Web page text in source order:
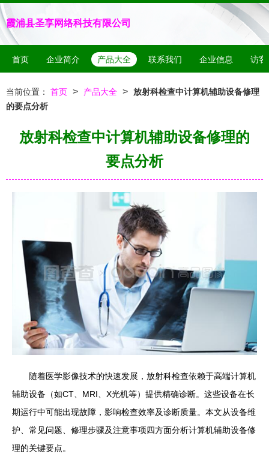
霞浦县圣享网络科技有限公司
首页 企业简介 产品大全 联系我们 企业信息 访客
当前位置： 首页 > 产品大全 > 放射科检查中计算机辅助设备修理
的要点分析
放射科检查中计算机辅助设备修理的
要点分析
随着医学影像技术的快速发展，放射科检查依赖于高端计算机
辅助设备（如CT、MRI、X光机等）提供精确诊断。这些设备在长
期运行中可能出现故障，影响检查效率及诊断质量。本文从设备维
护、常见问题、修理步骤及注意事项四方面分析计算机辅助设备修
理的关键要点。